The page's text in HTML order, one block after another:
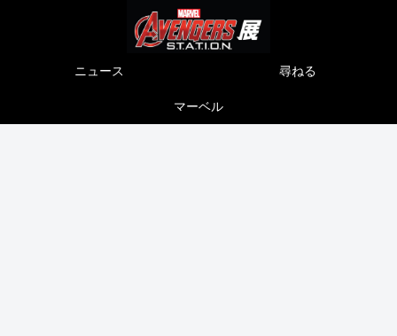
ニュース 尋ねる
マーベル